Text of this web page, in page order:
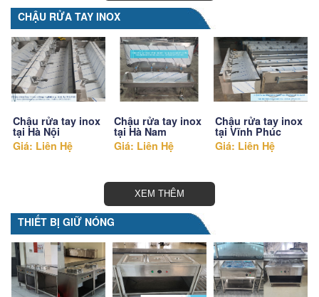
CHẬU RỬA TAY INOX
Chậu rửa tay inox
tại Hà Nội
Giá: Liên Hệ
Chậu rửa tay inox
tại Hà Nam
Giá: Liên Hệ
Chậu rửa tay inox
tại Vĩnh Phúc
Giá: Liên Hệ
XEM THÊM
THIẾT BỊ GIỮ NÓNG